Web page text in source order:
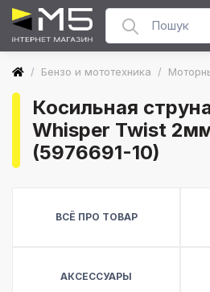
/ Бензо и мототехника /
Косильная
Whisper Twist
(5976691-10)
ВСЁ ПРО ТОВАР
АКСЕССУАРЫ